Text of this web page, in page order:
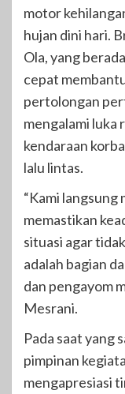
motor
hujan dini hari.
Ola, yang
cepat
pertolongan
mengalami luka
kendaraan
lalu lintas.
“Kami
memastikan
situasi agar
adalah bagian
dan pengayom
Mesrani.
Pada saat yang
pimpinan
mengapresiasi